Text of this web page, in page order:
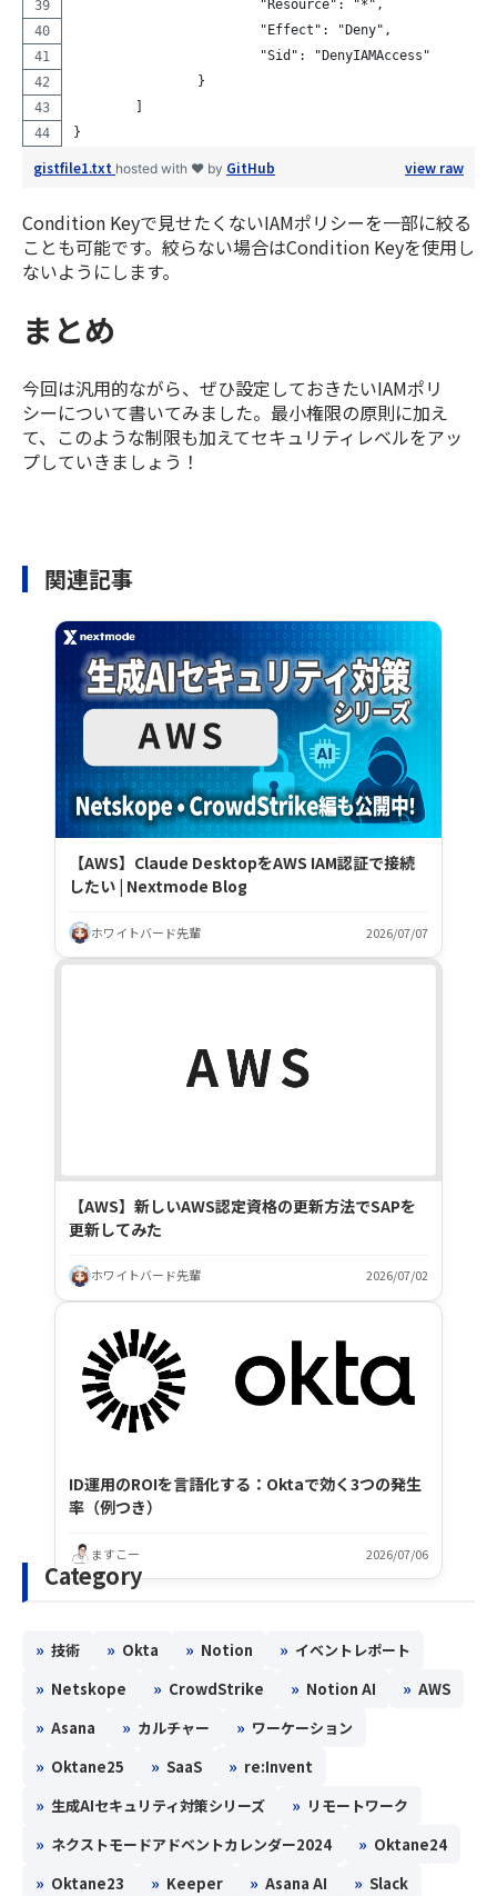
			"Resource": "*",
			"Effect": "Deny",
			"Sid": "DenyIAMAccess"
		}
	]
}
view raw
gistfile1.txt hosted with ❤ by GitHub
Condition Keyで見せたくないIAMポリシーを一部に絞る
ことも可能です。絞らない場合はCondition Keyを使用し
ないようにします。
まとめ
今回は汎用的ながら、ぜひ設定しておきたいIAMポリ
シーについて書いてみました。最小権限の原則に加え
て、このような制限も加えてセキュリティレベルをアッ
プしていきましょう！
関連記事
【AWS】Claude DesktopをAWS IAM認証で接続
したい | Nextmode Blog
ホワイトバード先輩 2026/07/07
【AWS】新しいAWS認定資格の更新方法でSAPを
更新してみた
ホワイトバード先輩 2026/07/02
ID運用のROIを言語化する：Oktaで効く3つの発生
率（例つき）
ますこー 2026/07/06
Category
» 技術 » Okta » Notion » イベントレポート
» Netskope » CrowdStrike » Notion AI » AWS
» Asana » カルチャー » ワーケーション
» Oktane25 » SaaS » re:Invent
» 生成AIセキュリティ対策シリーズ » リモートワーク
» ネクストモードアドベントカレンダー2024 » Oktane24
» Oktane23 » Keeper » Asana AI » Slack